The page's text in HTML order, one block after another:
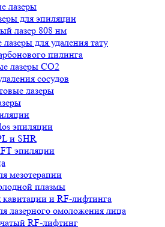
лазеры
для эпиляции
лазер 808 нм
для удаления тату
пилинга
лазеры CO2
сосудов
лазеры
эпиляции
и SHR
эпиляции
мезотерапии
плазмы
кавитации и RF-лифтинга
лазерного омоложения лица
RF-лифтинг